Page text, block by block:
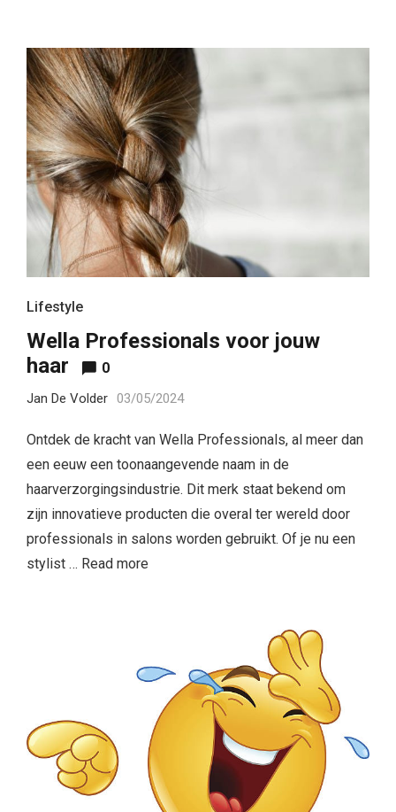
Lifestyle
Wella Professionals voor jouw
haar
0
Jan De Volder 03/05/2024
Ontdek de kracht van Wella Professionals, al meer dan
een eeuw een toonaangevende naam in de
haarverzorgingsindustrie. Dit merk staat bekend om
zijn innovatieve producten die overal ter wereld door
professionals in salons worden gebruikt. Of je nu een
stylist … Read more